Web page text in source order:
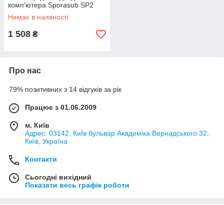
комп'ютера Sporasub SP2
Немає в наявності
1 508 ₴
Про нас
79% позитивних з 14 відгуків за рік
Працює з 01.06.2009
м. Київ
Адрес: 03142, КиЇв бульвар Академіка Вернадського 32,
Київ, Україна
Контакти
Сьогодні вихідний
Показати весь графік роботи